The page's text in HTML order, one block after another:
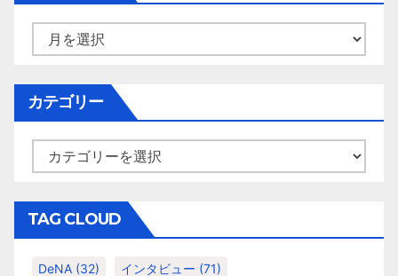
ー
イ
ブ
カテゴリー
テ
リ
ー
TAG CLOUD
DeNA (32) インタビュー (71)